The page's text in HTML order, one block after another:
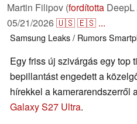
Martin Filipov (fordította
05/21/2026🇺🇸🇪🇸 ...
Samsung Leaks / Rumors
Egy friss új szivárgás egy top
bepillantást engedett a
hírekkel a kamerarendszerről
Galaxy S27 Ultra.